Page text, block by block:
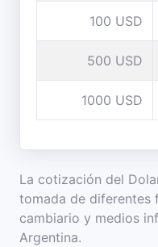
100 USD
500 USD
1000 USD
La cotización del
tomada de diferentes
cambiario y medios
Argentina.